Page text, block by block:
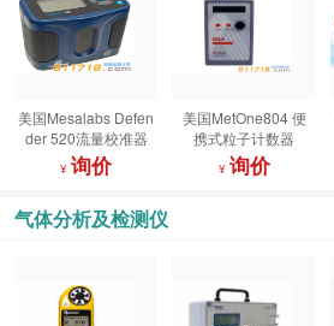
美国Mesalabs Defen
der 520流量校准器
¥ 询价
美国MetOne804 便
携式粒子计数器
¥ 询价
气体分析及检测仪